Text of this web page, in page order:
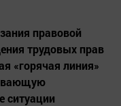
правовой
трудовых прав
«горячая линия»
ситуации